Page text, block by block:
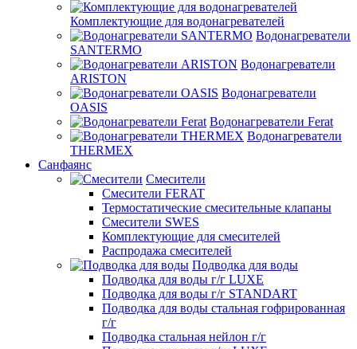
Комплектующие для водонагревателей
Водонагреватели
SANTERMO
Водонагреватели
ARISTON
Водонагреватели
OASIS
Водонагреватели Ferat
Водонагреватели
THERMEX
Санфаянс
Смесители
Смесители FERAT
Термостатические смесительные клапаны
Смесители SWES
Комплектующие для смесителей
Распродажа смесителей
Подводка для воды
Подводка для воды г/г LUXE
Подводка для воды г/г STANDART
Подводка для воды стальная гофрированная
г/г
Подводка стальная нейлон г/г